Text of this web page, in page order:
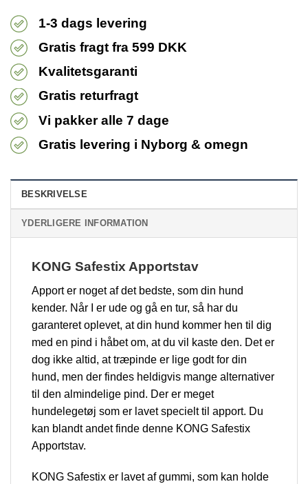
1-3 dags levering
Gratis fragt fra 599 DKK
Kvalitetsgaranti
Gratis returfragt
Vi pakker alle 7 dage
Gratis levering i Nyborg & omegn
BESKRIVELSE
YDERLIGERE INFORMATION
KONG Safestix Apportstav
Apport er noget af det bedste, som din hund
kender. Når I er ude og gå en tur, så har du
garanteret oplevet, at din hund kommer hen til dig
med en pind i håbet om, at du vil kaste den. Det er
dog ikke altid, at træpinde er lige godt for din
hund, men der findes heldigvis mange alternativer
til den almindelige pind. Der er meget
hundelegetøj som er lavet specielt til apport. Du
kan blandt andet finde denne KONG Safestix
Apportstav.
KONG Safestix er lavet af gummi, som kan holde